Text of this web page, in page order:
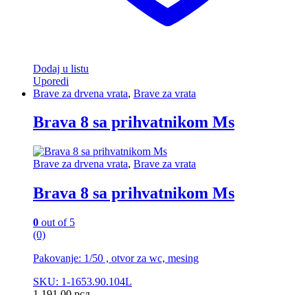
Dodaj u listu
Uporedi
Brave za drvena vrata, Brave za vrata
Brava 8 sa prihvatnikom Ms
Brave za drvena vrata, Brave za vrata
Brava 8 sa prihvatnikom Ms
0 out of 5
(0)
Pakovanje: 1/50 , otvor za wc, mesing
SKU: 1-1653.90.104L